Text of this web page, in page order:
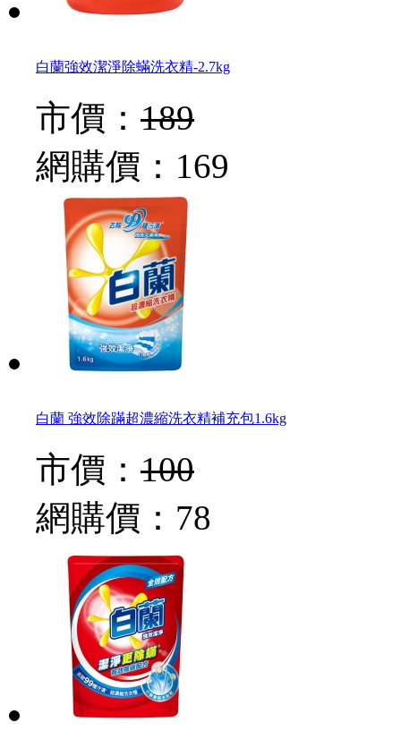
白蘭強效潔淨除蟎洗衣精-2.7kg
市價： 189
網購價： 169
白蘭 強效除蹣超濃縮洗衣精補充包1.6kg
市價： 100
網購價： 78